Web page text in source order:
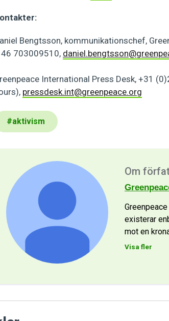
Bengtsson, kommunikationschef,
703009510,
International Press Desk, +31
pressdesk.int@greenpeace.org
#aktivism
Om
existerar
mot en
Visa fler